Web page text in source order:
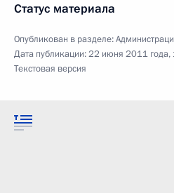
Статус материала
Опубликован в разделе:
Дата публикации:22 июня 2011 года,
Текстовая версия